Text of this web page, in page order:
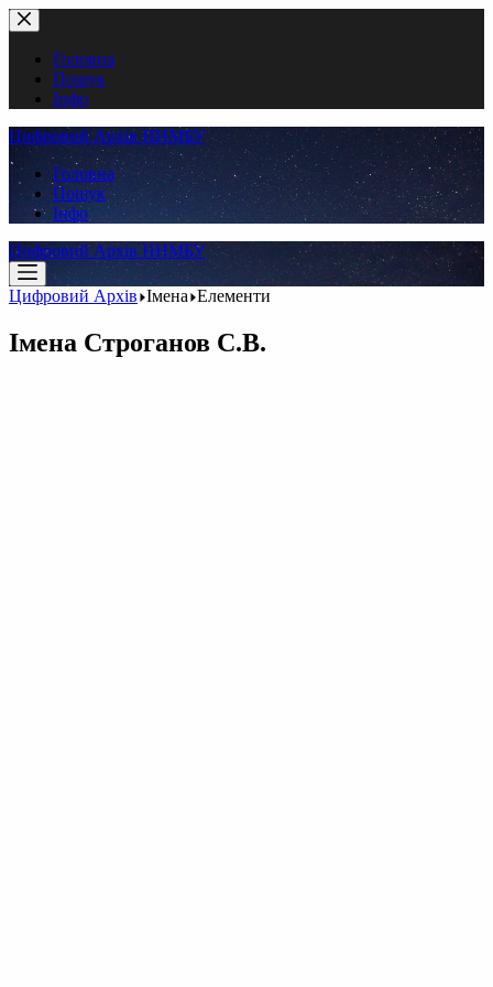
Перейти
до
вмістуГоловна
Пошук
Інфо
Цифровий Архів ННМБУ
Головна
Пошук
Інфо
Цифровий Архів ННМБУ
Цифровий Архів Імена Елементи
Імена Строганов С.В.